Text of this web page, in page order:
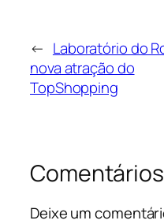
← Laboratório do
nova atração do
TopShopping
Comentários
Deixe um